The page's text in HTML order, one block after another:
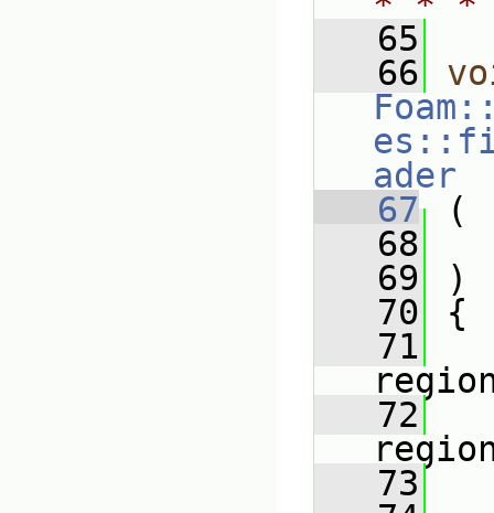
   65
   66
ader
   67
(
   68
   69
)
   70
{
   71
   72
   73